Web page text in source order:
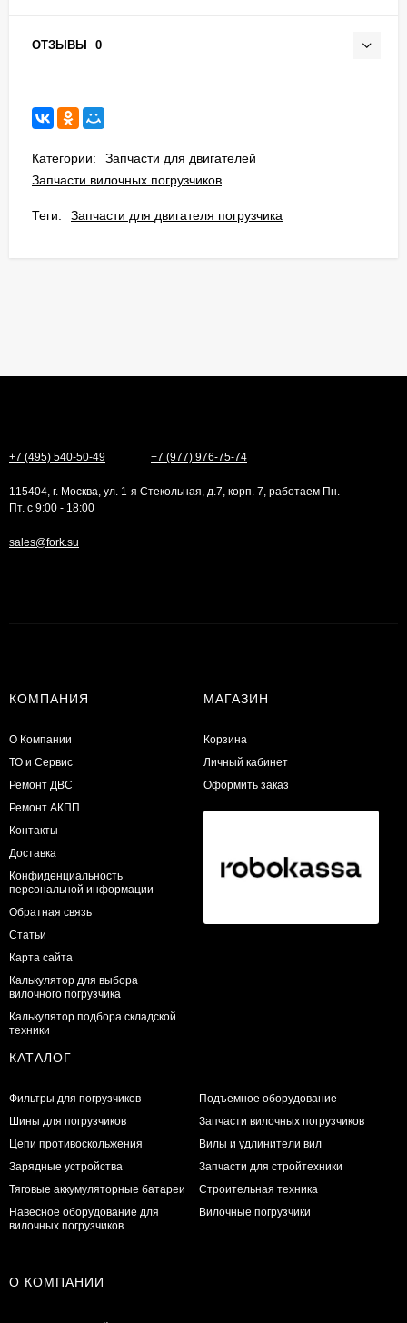
ОТЗЫВЫ 0
Категории:
Запчасти для двигателей
Запчасти вилочных погрузчиков
Теги: Запчасти для двигателя погрузчика
+7 (495) 540-50-49 +7 (977) 976-75-74
115404, г. Москва, ул. 1-я Стекольная, д.7, корп. 7, работаем Пн. -
Пт. с 9:00 - 18:00
sales@fork.su
КОМПАНИЯ
О Компании
ТО и Сервис
​Ремонт ДВС
Ремонт АКПП
Контакты
Доставка
Конфиденциальность
персональной информации
Обратная связь
Статьи
Карта сайта
Калькулятор для выбора
вилочного погрузчика
Калькулятор подбора складской
техники
МАГАЗИН
Корзина
Личный кабинет
Оформить заказ
КАТАЛОГ
Фильтры для погрузчиков
Шины для погрузчиков
Цепи противоскольжения
Зарядные устройства
Тяговые аккумуляторные батареи
Навесное оборудование для
вилочных погрузчиков
Подъемное оборудование
Запчасти вилочных погрузчиков
Вилы и удлинители вил
Запчасти для стройтехники
Строительная техника
Вилочные погрузчики
О КОМПАНИИ